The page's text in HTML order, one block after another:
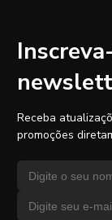
Receba
promoções